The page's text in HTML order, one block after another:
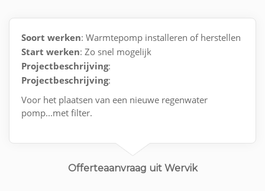
Soort werken: Warmtepomp installeren of herstellen
Start werken: Zo snel mogelijk
Projectbeschrijving:
Projectbeschrijving:
Voor het plaatsen van een nieuwe regenwater
pomp...met filter.
Offerteaanvraag uit Wervik